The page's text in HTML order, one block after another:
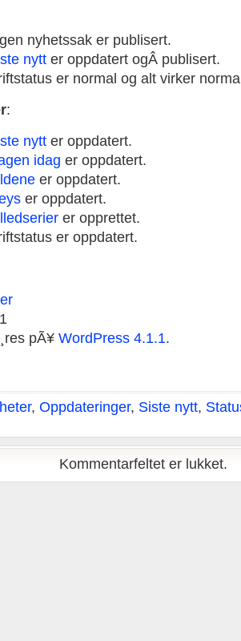
nyhetssak er publisert.
nytt er oppdatert ogÂ publisert.
er normal og alt virker
:
nytt er oppdatert.
idag er oppdatert.
er oppdatert.
er oppdatert.
er opprettet.
er oppdatert.
pÃ¥ WordPress 4.1.1.
, Oppdateringer, Siste nytt,
Kommentarfeltet er lukket.